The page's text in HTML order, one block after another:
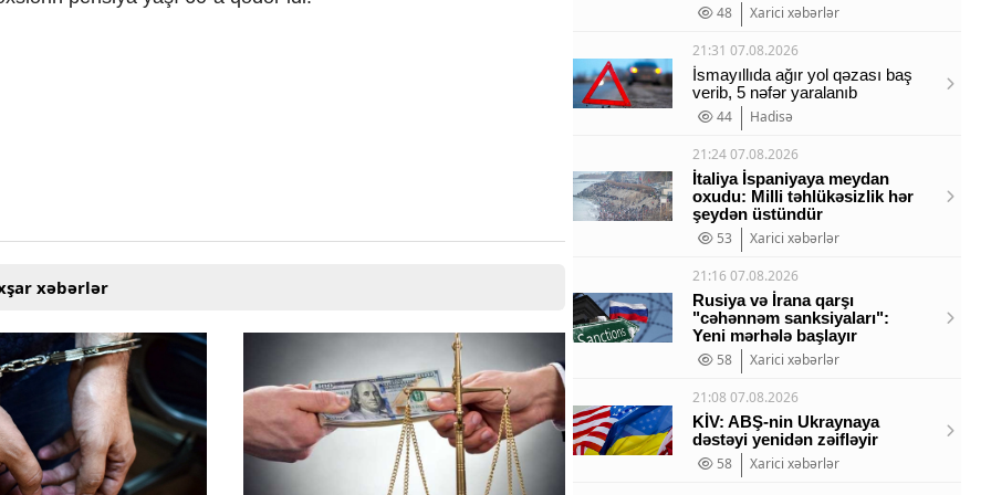
xəbərlər
48
Xarici xəbərlər
21:31 07.08.2026
İsmayıllıda ağır yol qəzası baş
verib, 5 nəfər yaralanıb
44
Hadisə
21:24 07.08.2026
İtaliya İspaniyaya meydan
oxudu: Milli təhlükəsizlik hər
şeydən üstündür
53
Xarici xəbərlər
21:16 07.08.2026
Rusiya və İrana qarşı
"cəhənnəm sanksiyaları":
Yeni mərhələ başlayır
58
Xarici xəbərlər
21:08 07.08.2026
KİV: ABŞ-nin Ukraynaya
dəstəyi yenidən zəifləyir
58
Xarici xəbərlər